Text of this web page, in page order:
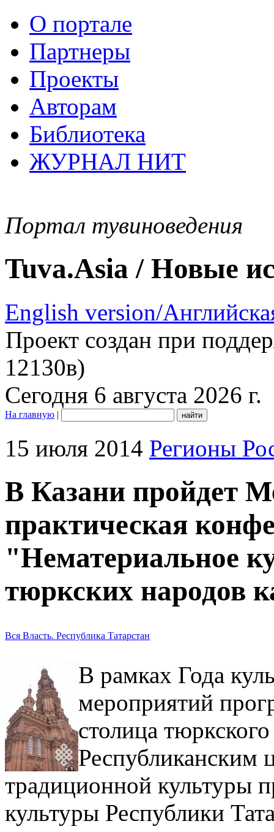
О портале
Партнеры
Проекты
Авторам
Библиотека
ЖУРНАЛ НИТ
Портал тувиноведения
Tuva.Asia / Новые
English version/
Проект создан при
12130в)
Сегодня 6 августа 2026 г.
На главную |
15 июля 2014 Регионы
В Казани пройдет
практическая
"Нематериальное
тюркских народов
Вся Власть. Республика Татарстан
В рамках Года
мероприятий
столица
Республиканским
традиционной культуры
культуры Республики